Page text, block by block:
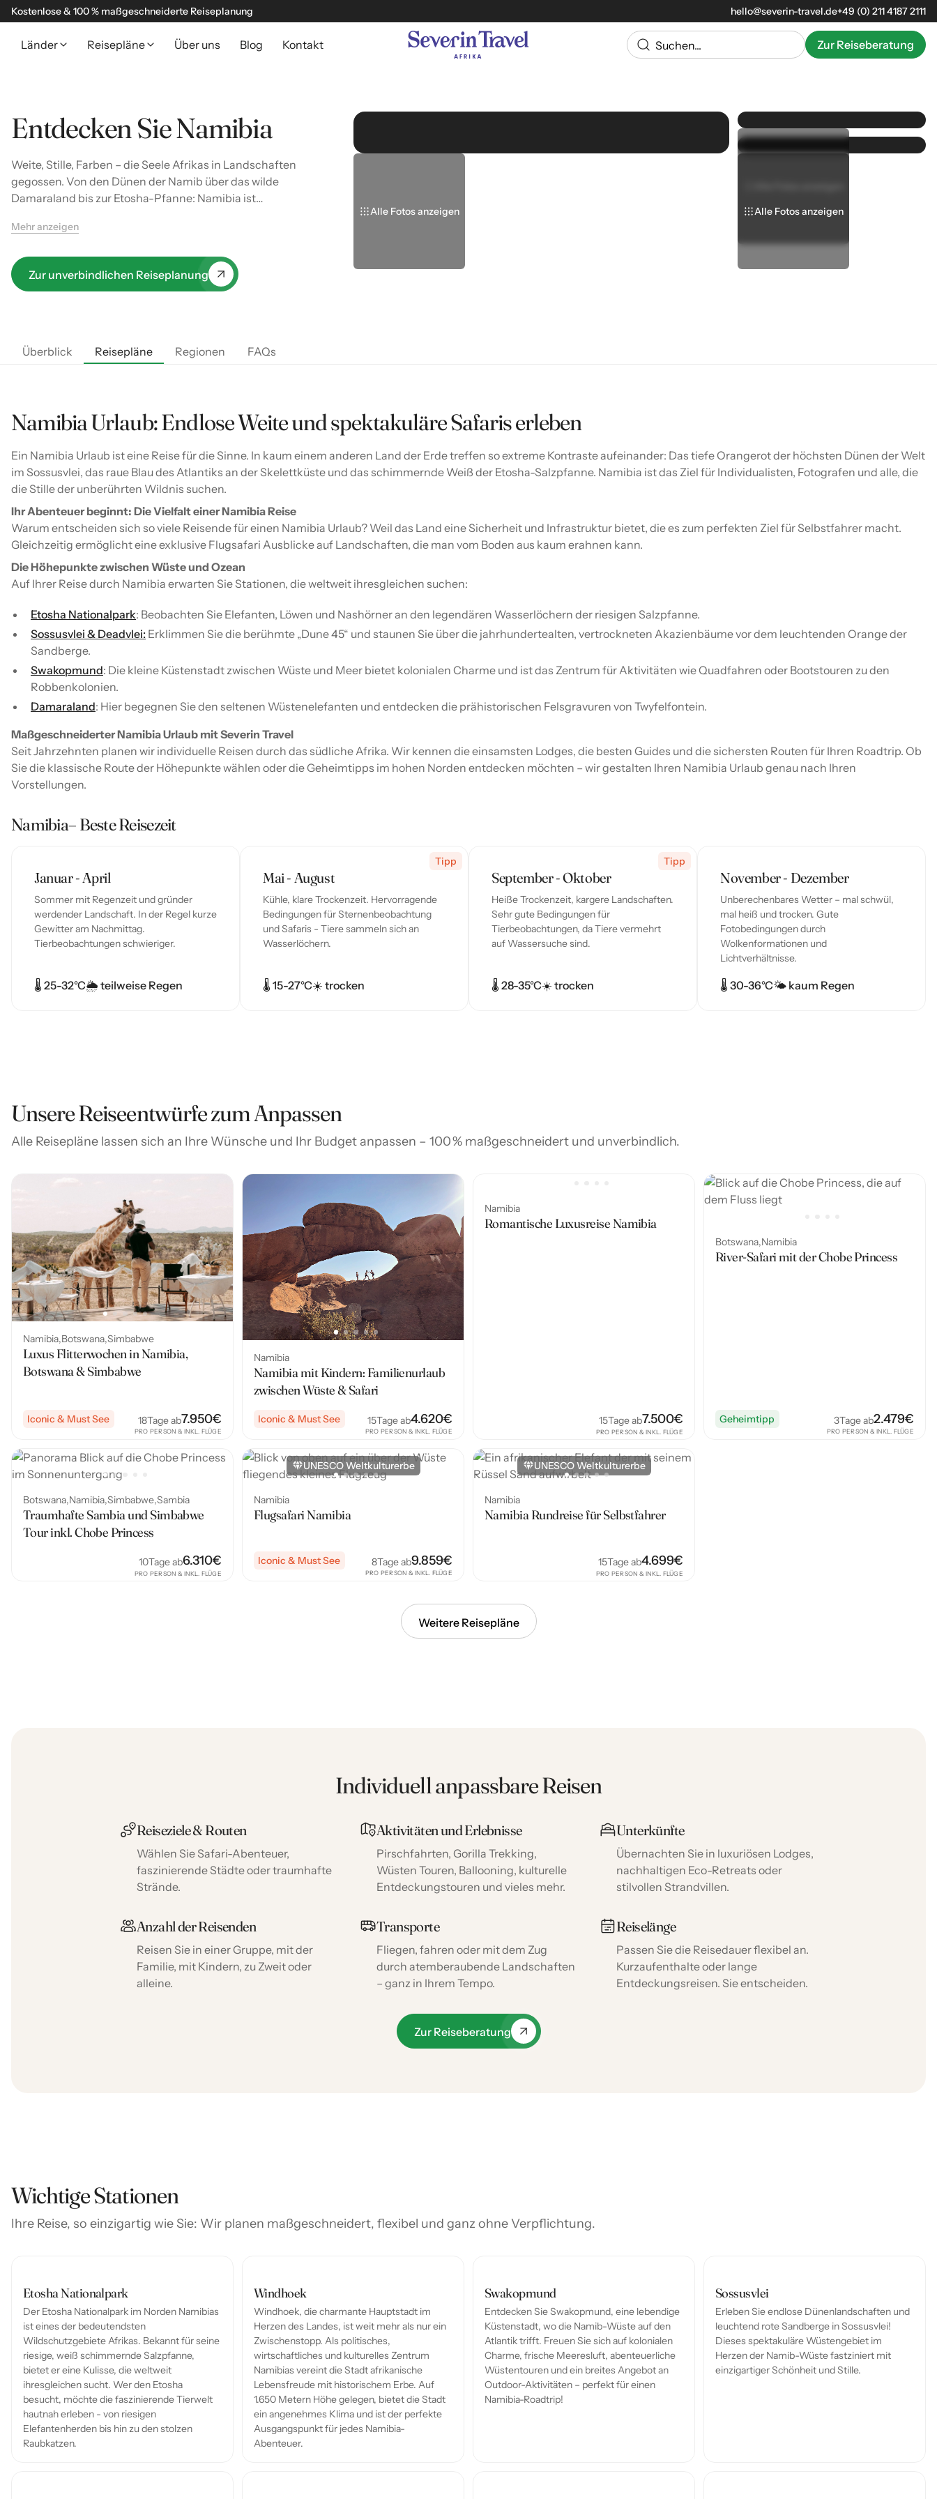
Kostenlose & 100 % maßgeschneiderte Reiseplanung hello@severin-travel.de+49 (0) 211 4187 2111
Länder Reisepläne Über uns Blog Kontakt Zur Reiseberatung
Entdecken Sie Namibia
Weite, Stille, Farben – die Seele Afrikas in Landschaften
gegossen. Von den Dünen der Namib über das wilde
Damaraland bis zur Etosha-Pfanne: Namibia ist
Mehr anzeigen
Zur unverbindlichen Reiseplanung
Alle Fotos anzeigen
Alle Fotos anzeigen
Überblick Reisepläne Regionen FAQs
Namibia Urlaub: Endlose Weite und spektakuläre Safaris erleben
Ein Namibia Urlaub ist eine Reise für die Sinne. In kaum einem anderen Land der Erde treffen so extreme Kontraste aufeinander: Das tiefe Orangerot der höchsten Dünen der Welt
im Sossusvlei, das raue Blau des Atlantiks an der Skelettküste und das schimmernde Weiß der Etosha-Salzpfanne. Namibia ist das Ziel für Individualisten, Fotografen und alle, die
die Stille der unberührten Wildnis suchen.
Ihr Abenteuer beginnt: Die Vielfalt einer Namibia Reise
Warum entscheiden sich so viele Reisende für einen Namibia Urlaub? Weil das Land eine Sicherheit und Infrastruktur bietet, die es zum perfekten Ziel für Selbstfahrer macht.
Gleichzeitig ermöglicht eine exklusive Flugsafari Ausblicke auf Landschaften, die man vom Boden aus kaum erahnen kann.
Die Höhepunkte zwischen Wüste und Ozean
Auf Ihrer Reise durch Namibia erwarten Sie Stationen, die weltweit ihresgleichen suchen:
Etosha Nationalpark: Beobachten Sie Elefanten, Löwen und Nashörner an den legendären Wasserlöchern der riesigen Salzpfanne.
Sossusvlei & Deadvlei: Erklimmen Sie die berühmte „Dune 45“ und staunen Sie über die jahrhundertealten, vertrockneten Akazienbäume vor dem leuchtenden Orange der
Sandberge.
Swakopmund: Die kleine Küstenstadt zwischen Wüste und Meer bietet kolonialen Charme und ist das Zentrum für Aktivitäten wie Quadfahren oder Bootstouren zu den
Robbenkolonien.
Damaraland: Hier begegnen Sie den seltenen Wüstenelefanten und entdecken die prähistorischen Felsgravuren von Twyfelfontein.
Maßgeschneiderter Namibia Urlaub mit Severin Travel
Seit Jahrzehnten planen wir individuelle Reisen durch das südliche Afrika. Wir kennen die einsamsten Lodges, die besten Guides und die sichersten Routen für Ihren Roadtrip. Ob
Sie die klassische Route der Höhepunkte wählen oder die Geheimtipps im hohen Norden entdecken möchten – wir gestalten Ihren Namibia Urlaub genau nach Ihren
Vorstellungen.
Namibia– Beste Reisezeit
Januar - April
Sommer mit Regenzeit und gründer
werdender Landschaft. In der Regel kurze
Gewitter am Nachmittag.
Tierbeobachtungen schwieriger.
🌡️ 25-32°C🌦 teilweise Regen
Mai - August
Kühle, klare Trockenzeit. Hervorragende
Bedingungen für Sternenbeobachtung
und Safaris - Tiere sammeln sich an
Wasserlöchern.
🌡️ 15-27°C☀️ trocken
Tipp
September - Oktober
Heiße Trockenzeit, kargere Landschaften.
Sehr gute Bedingungen für
Tierbeobachtungen, da Tiere vermehrt
auf Wassersuche sind.
🌡️ 28-35°C☀️ trocken
Tipp
November - Dezember
Unberechenbares Wetter – mal schwül,
mal heiß und trocken. Gute
Fotobedingungen durch
Wolkenformationen und
Lichtverhältnisse.
🌡️ 30-36°C🌤 kaum Regen
Unsere Reiseentwürfe zum Anpassen
Alle Reisepläne lassen sich an Ihre Wünsche und Ihr Budget anpassen – 100 % maßgeschneidert und unverbindlich.
Namibia Botswana Simbabwe
Luxus Flitterwochen in Namibia,
Botswana & Simbabwe
Iconic & Must See 18Tage ab7.950€
PRO PERSON & INKL. FLÜGE
Namibia
Namibia mit Kindern: Familienurlaub
zwischen Wüste & Safari
Iconic & Must See 15Tage ab4.620€
PRO PERSON & INKL. FLÜGE
Namibia
Romantische Luxusreise Namibia
15Tage ab7.500€
PRO PERSON & INKL. FLÜGE
Botswana Namibia
River-Safari mit der Chobe Princess
Geheimtipp 3Tage ab2.479€
PRO PERSON & INKL. FLÜGE
Botswana Namibia Simbabwe Sambia
Traumhafte Sambia und Simbabwe
Tour inkl. Chobe Princess
10Tage ab6.310€
PRO PERSON & INKL. FLÜGE
UNESCO Weltkulturerbe
Namibia
Flugsafari Namibia
Iconic & Must See 8Tage ab9.859€
PRO PERSON & INKL. FLÜGE
UNESCO Weltkulturerbe
Namibia
Namibia Rundreise für Selbstfahrer
15Tage ab4.699€
PRO PERSON & INKL. FLÜGE
Weitere Reisepläne
Individuell anpassbare Reisen
Reiseziele & Routen
Wählen Sie Safari-Abenteuer,
faszinierende Städte oder traumhafte
Strände.
Aktivitäten und Erlebnisse
Pirschfahrten, Gorilla Trekking,
Wüsten Touren, Ballooning, kulturelle
Entdeckungstouren und vieles mehr.
Unterkünfte
Übernachten Sie in luxuriösen Lodges,
nachhaltigen Eco-Retreats oder
stilvollen Strandvillen.
Anzahl der Reisenden
Reisen Sie in einer Gruppe, mit der
Familie, mit Kindern, zu Zweit oder
alleine.
Transporte
Fliegen, fahren oder mit dem Zug
durch atemberaubende Landschaften
– ganz in Ihrem Tempo.
Reiselänge
Passen Sie die Reisedauer flexibel an.
Kurzaufenthalte oder lange
Entdeckungsreisen. Sie entscheiden.
Zur Reiseberatung
Wichtige Stationen
Ihre Reise, so einzigartig wie Sie: Wir planen maßgeschneidert, flexibel und ganz ohne Verpflichtung.
Etosha Nationalpark
Der Etosha Nationalpark im Norden Namibias
ist eines der bedeutendsten
Wildschutzgebiete Afrikas. Bekannt für seine
riesige, weiß schimmernde Salzpfanne,
bietet er eine Kulisse, die weltweit
ihresgleichen sucht. Wer den Etosha
besucht, möchte die faszinierende Tierwelt
hautnah erleben - von riesigen
Elefantenherden bis hin zu den stolzen
Raubkatzen.
Windhoek
Windhoek, die charmante Hauptstadt im
Herzen des Landes, ist weit mehr als nur ein
Zwischenstopp. Als politisches,
wirtschaftliches und kulturelles Zentrum
Namibias vereint die Stadt afrikanische
Lebensfreude mit historischem Erbe. Auf
1.650 Metern Höhe gelegen, bietet die Stadt
ein angenehmes Klima und ist der perfekte
Ausgangspunkt für jedes Namibia-
Abenteuer.
Swakopmund
Entdecken Sie Swakopmund, eine lebendige
Küstenstadt, wo die Namib-Wüste auf den
Atlantik trifft. Freuen Sie sich auf kolonialen
Charme, frische Meeresluft, abenteuerliche
Wüstentouren und ein breites Angebot an
Outdoor-Aktivitäten – perfekt für einen
Namibia-Roadtrip!
Sossusvlei
Erleben Sie endlose Dünenlandschaften und
leuchtend rote Sandberge in Sossusvlei!
Dieses spektakuläre Wüstengebiet im
Herzen der Namib-Wüste fastziniert mit
einzigartiger Schönheit und Stille.